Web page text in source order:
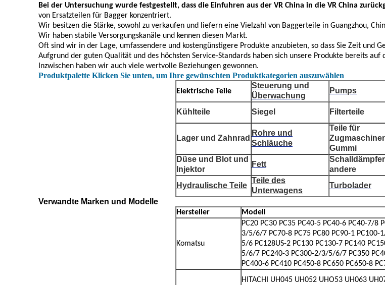
Bei der Untersuchung wurde festgestellt, dass die Einfuhren aus der VR China in die VR China
von Ersatzteilen für Bagger konzentriert.
Wir besitzen die Stärke, sowohl zu verkaufen und liefern eine Vielzahl von Baggerteile in Guangzhou,
Wir haben stabile Versorgungskanäle und kennen diesen Markt.
Oft sind wir in der Lage, umfassendere und kostengünstigere Produkte anzubieten, so dass Sie Zeit und
Aufgrund der guten Qualität und des höchsten Service-Standards haben sich unsere Produkte bereits auf
Inzwischen haben wir auch viele wertvolle Beziehungen gewonnen.
Produktpalette Klicken Sie unten, um Ihre gewünschten Produktkategorien auszuwählen
Elektrische Teile
Steuerung und
Überwachung
Pumps
Kühlteile Siegel Filterteile
Lager und Zahnrad
Rohre und
Schläuche
Teile für
Gummi
Düse und Blot und
Injektor
Fett
andere
Hydraulische Teile
Teile des
Unterwagens
Turbolader
Verwandte Marken und Modelle
Hersteller Modell
Komatsu
PC20 PC30 PC35 PC40-5 PC40-6 PC40-7/8
3/5/6/7 PC70-8 PC75 PC80 PC90-1 PC100-
5/6 PC128US-2 PC130 PC130-7 PC140
5/6/7 PC240-3 PC300-2/3/5/6/7 PC350
PC400-6 PC410 PC450-8 PC650 PC650-8
HITACHI UH045 UH052 UHO53 UH063